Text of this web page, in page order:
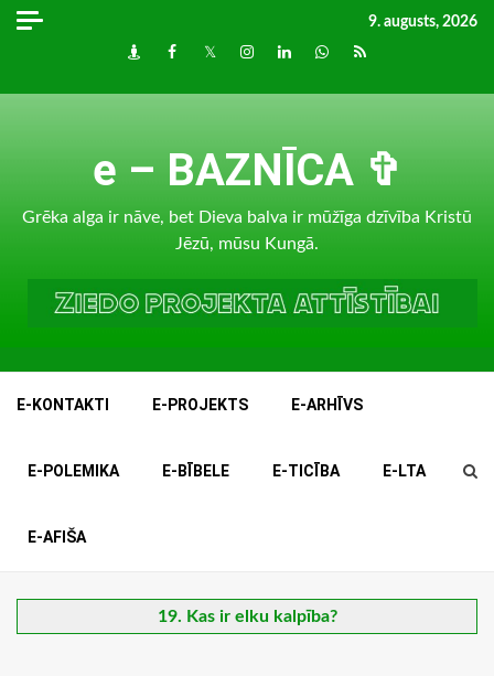
Skip
9. augusts, 2026
DraugiemFacebook
TwitterInstagram
LinkedInwhatsapp
RSS
e – BAZNĪCA ✞
Grēka alga ir nāve, bet Dieva balva ir mūžīga dzīvība Kristū
Jēzū, mūsu Kungā.
E-KONTAKTI E-PROJEKTS E-ARHĪVS
E-POLEMIKA E-BĪBELE E-TICĪBA E-LTA
E-AFIŠA
19. Kas ir elku kalpība?